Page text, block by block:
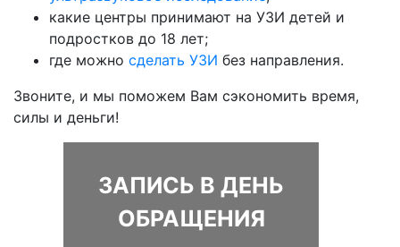
какие центры принимают на УЗИ детей и
подростков до 18 лет;
где можно сделать УЗИ без направления.
Звоните, и мы поможем Вам сэкономить время,
силы и деньги!
ЗАПИСЬ В ДЕНЬ
ОБРАЩЕНИЯ